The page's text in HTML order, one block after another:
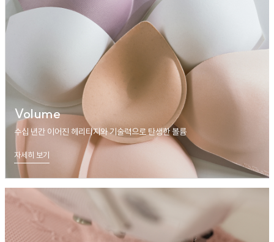
Volume
수십 년간 이어진 헤리티지와 기술력으로 탄생한 볼륨
자세히 보기